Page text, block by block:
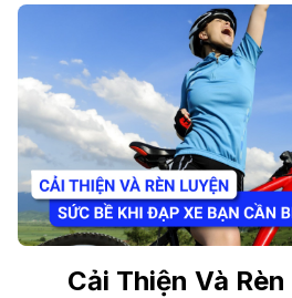
Cải Thiện Và